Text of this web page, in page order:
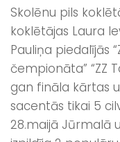
Skolēnu pils
koklētājas Laura
Pauliņa piedalījās
čempionāta” “ZZ
gan fināla kārtas
sacentās tikai 5
28.maijā Jūrmalā